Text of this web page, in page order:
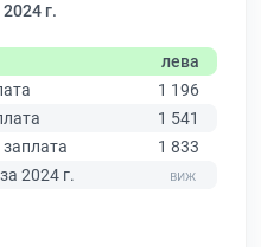
г.
лева
1 196
1 541
1 833
2024 г.